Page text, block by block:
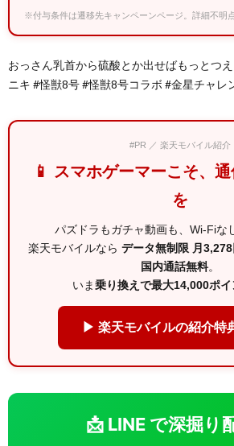
※付与条件は遷移先キャンペーンページ。詳細不明
おっさん乳首から硫酸とか出せばもっとつ
ニキ #怪獣8号 #怪獣8号コラボ #金星チャレ
#PR ／ 楽天モバイル紹介
📱 スマホゲーマーこそ、
を
パズドラもガチャ動画も、Wi-Fiな
楽天モバイルなら データ無制限 月3,278
国内通話無料。
いま乗り換えで最大14,000ポ
▶ 楽天モバイルの紹介特
📩 LINE で深掘り